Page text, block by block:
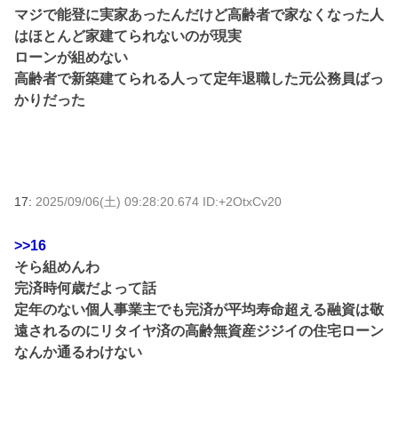
マジで能登に実家あったんだけど高齢者で家なくなった人
はほとんど家建てられないのが現実
ローンが組めない
高齢者で新築建てられる人って定年退職した元公務員ばっ
かりだった
17: 2025/09/06(土) 09:28:20.674 ID:+2OtxCv20
>>16
そら組めんわ
完済時何歳だよって話
定年のない個人事業主でも完済が平均寿命超える融資は敬
遠されるのにリタイヤ済の高齢無資産ジジイの住宅ローン
なんか通るわけない